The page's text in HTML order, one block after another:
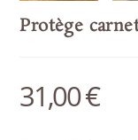
Protège
31,00€